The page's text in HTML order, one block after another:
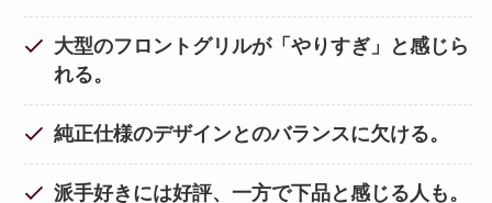
大型のフロントグリルが「やりすぎ」と感じら
れる。
純正仕様のデザインとのバランスに欠ける。
派手好きには好評、一方で下品と感じる人も。